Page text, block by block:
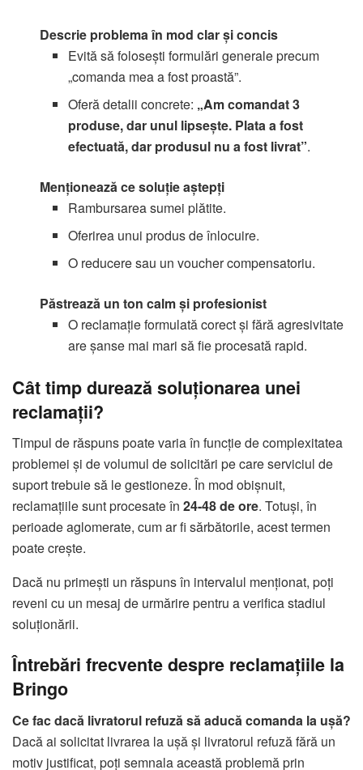
Descrie problema în mod clar și concis
Evită să folosești formulări generale precum
„comanda mea a fost proastă”.
Oferă detalii concrete: „Am comandat 3
produse, dar unul lipsește. Plata a fost
efectuată, dar produsul nu a fost livrat”.
Menționează ce soluție aștepți
Rambursarea sumei plătite.
Oferirea unui produs de înlocuire.
O reducere sau un voucher compensatoriu.
Păstrează un ton calm și profesionist
O reclamație formulată corect și fără agresivitate
are șanse mai mari să fie procesată rapid.
Cât timp durează soluționarea unei
reclamații?
Timpul de răspuns poate varia în funcție de complexitatea
problemei și de volumul de solicitări pe care serviciul de
suport trebuie să le gestioneze. În mod obișnuit,
reclamațiile sunt procesate în 24-48 de ore. Totuși, în
perioade aglomerate, cum ar fi sărbătorile, acest termen
poate crește.
Dacă nu primești un răspuns în intervalul menționat, poți
reveni cu un mesaj de urmărire pentru a verifica stadiul
soluționării.
Întrebări frecvente despre reclamațiile la
Bringo
Ce fac dacă livratorul refuză să aducă comanda la ușă?
Dacă ai solicitat livrarea la ușă și livratorul refuză fără un
motiv justificat, poți semnala această problemă prin